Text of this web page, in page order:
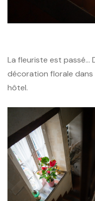
La fleuriste est passé…
décoration florale
hôtel.